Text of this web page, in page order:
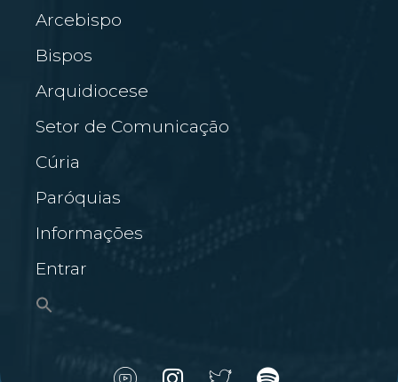
Arcebispo
Bispos
Arquidiocese
Setor de Comunicação
Cúria
Paróquias
Informações
Entrar